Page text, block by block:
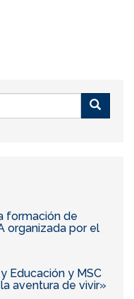
formación de
organizada por el
Educación y MSC
aventura de vivir»